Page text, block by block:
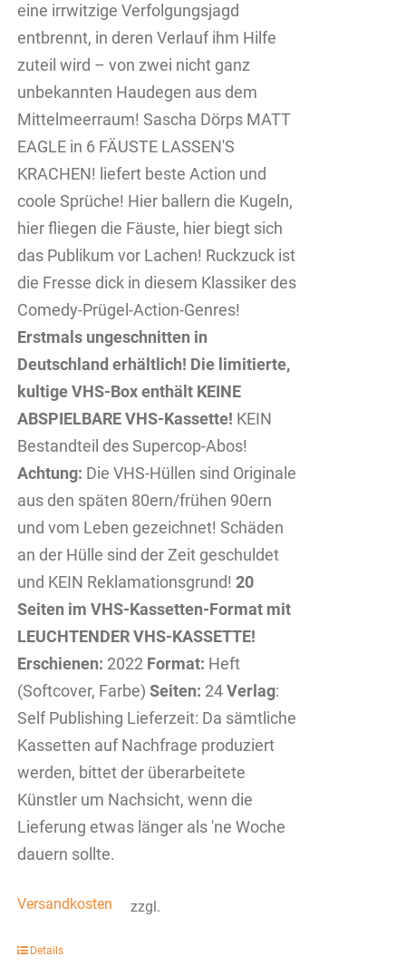
eine irrwitzige Verfolgungsjagd
entbrennt, in deren Verlauf ihm Hilfe
zuteil wird – von zwei nicht ganz
unbekannten Haudegen aus dem
Mittelmeerraum! Sascha Dörps MATT
EAGLE in 6 FÄUSTE LASSEN'S
KRACHEN! liefert beste Action und
coole Sprüche! Hier ballern die Kugeln,
hier fliegen die Fäuste, hier biegt sich
das Publikum vor Lachen! Ruckzuck ist
die Fresse dick in diesem Klassiker des
Comedy-Prügel-Action-Genres!
Erstmals ungeschnitten in
Deutschland erhältlich! Die limitierte,
kultige VHS-Box enthält KEINE
ABSPIELBARE VHS-Kassette! KEIN
Bestandteil des Supercop-Abos!
Achtung: Die VHS-Hüllen sind Originale
aus den späten 80ern/frühen 90ern
und vom Leben gezeichnet! Schäden
an der Hülle sind der Zeit geschuldet
und KEIN Reklamationsgrund! 20
Seiten im VHS-Kassetten-Format mit
LEUCHTENDER VHS-KASSETTE!
Erschienen: 2022 Format: Heft
(Softcover, Farbe) Seiten: 24Verlag:
Self Publishing Lieferzeit: Da sämtliche
Kassetten auf Nachfrage produziert
werden, bittet der überarbeitete
Künstler um Nachsicht, wenn die
Lieferung etwas länger als 'ne Woche
dauern sollte.
zzgl.
Versandkosten
Details